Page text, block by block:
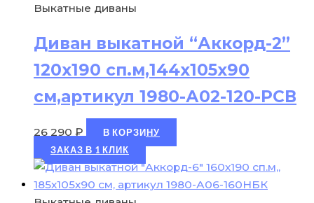
Выкатные диваны
Диван выкатной “Аккорд-2”
120х190 сп.м,144х105х90
см,артикул 1980-А02-120-РСВ
26 290 ₽
В КОРЗИНУ
ЗАКАЗ В 1 КЛИК